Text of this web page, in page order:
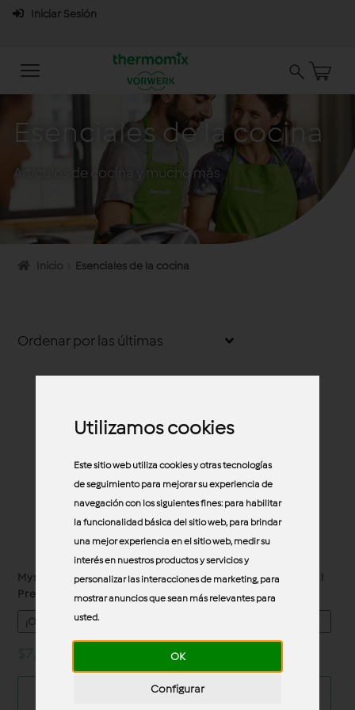
Utilizamos cookies
Este sitio web utiliza cookies y otras tecnologías
de seguimiento para mejorar su experiencia de
navegación con los siguientes fines:para habilitar
la funcionalidad básica del sitio web,para brindar
una mejor experiencia en el sitio web,medir su
interés en nuestros productos y servicios y
personalizar las interacciones de marketing,para
mostrar anuncios que sean más relevantes para
usted.
OK
Configurar
Iniciar Sesión
Esenciales de la cocina
Artículos de cocina y mucho más
Inicio Esenciales de la cocina
Mystery Box – El lado
Premium
¡OFERTA!
price
Current
price
is:
Mystery Box – Cocina al
vacío
$
price
price